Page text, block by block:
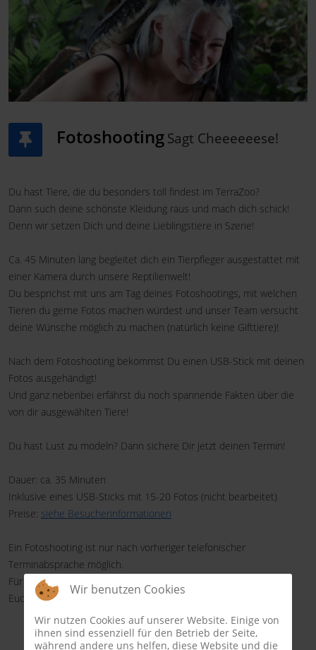
Fotoshooting Sagt Cheeeeeese!
Du hast Tiere, die du besonders toll findest im TerraZoo?
Dann such deine schönste Kleidung raus und mach dich schick!
Denn wir setzen Dich und deine Lieblingstiere in Szene!
Ca. 45 Minuten lang begleitet dich ein Tierpfleger ausgestattet mit
einer Kamera durch unsere Reptilienwelt!
Du besprichst mit uns am Tag deines Fotoshootings, mit welchen
Tieren du gerne Fotos machen würdest und unser Team versucht
deine Wünsche möglich zu machen (natürlich keine Gifttiere)!
Nach dem Fotoshooting bekommst Du einen USB-Stick mit deinen
Fotos ausgehändigt!
Und ganz nebenbei erfährst du noch spannende Fakten über die
von dir ausgewählten Tiere!
Du hast Lust zu modeln? Dann sichere Dir jetzt deinen Termin!
Dauer: ca. 35 Minuten
Inklusive eines USB-Sticks mit 15-20 Fotos (nicht bearbeitet)
Preise: siehe Besucherinformationen
Ein Fotoshooting ist nur nach vorheriger telefonischer
Terminabsprache möglich.
Für weitere Informationen zum Ablauf und der Buchung meldet
Euch gerne bei uns!
Wir benutzen Cookies
Wir nutzen Cookies auf unserer Website. Einige von
ihnen sind essenziell für den Betrieb der Seite,
während andere uns helfen, diese Website und die